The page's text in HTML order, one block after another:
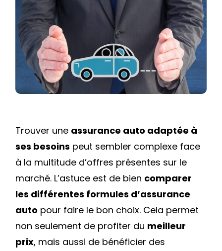
LES
ASSURANCES
AUTO
ET
CHOISIR
LA
MEILLEURE
Trouver une assurance auto adaptée à
ses besoins peut sembler complexe face
à la multitude d’offres présentes sur le
marché. L’astuce est de bien comparer
les différentes formules d’assurance
auto pour faire le bon choix. Cela permet
non seulement de profiter du meilleur
prix, mais aussi de bénéficier des